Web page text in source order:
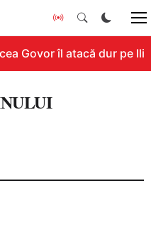
Govor îl atacă dur pe